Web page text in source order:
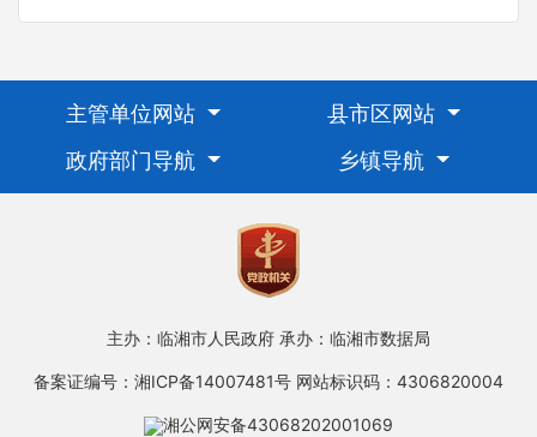
主管单位网站
县市区网站
政府部门导航
乡镇导航
主办：临湘市人民政府 承办：临湘市数据局
备案证编号：湘ICP备14007481号 网站标识码：4306820004
湘公网安备43068202001069